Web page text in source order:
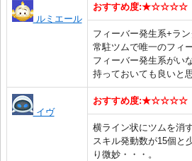
ルミエール
おすすめ度:★☆☆☆☆
フィーバー発生系+ラン
常駐ツムで唯一のフィ
フィーバー発生系がい
持っておいても良いと
イヴ
おすすめ度:★☆☆☆☆
横ライン状にツムを消
スキル発動数が15個と
り微妙・・・。